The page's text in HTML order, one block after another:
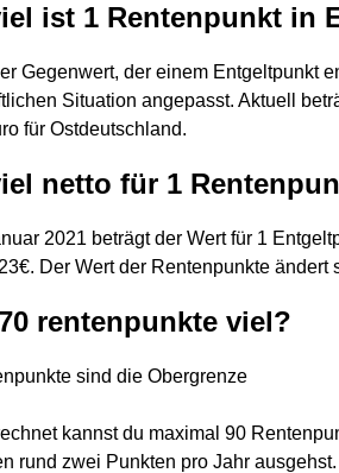
ist 1 Rentenpunkt in
Gegenwert, der einem Entgeltpunkt
Situation angepasst. Aktuell
für Ostdeutschland.
netto für 1
2021 beträgt der Wert für 1
Der Wert der Rentenpunkte ändert
rentenpunkte viel?
sind die Obergrenze
kannst du maximal 90
rund zwei Punkten pro Jahr ausgehst.